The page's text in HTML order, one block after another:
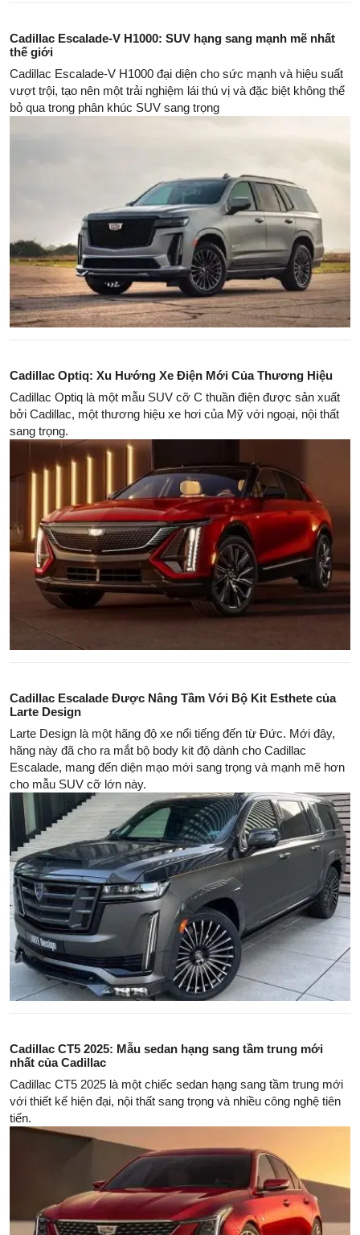
Cadillac Escalade-V H1000: SUV hạng sang mạnh mẽ nhất
thế giới
Cadillac Escalade-V H1000 đại diện cho sức mạnh và hiệu suất
vượt trội, tạo nên một trải nghiệm lái thú vị và đặc biệt không thể
bỏ qua trong phân khúc SUV sang trọng
Cadillac Optiq: Xu Hướng Xe Điện Mới Của Thương Hiệu
Cadillac Optiq là một mẫu SUV cỡ C thuần điện được sản xuất
bởi Cadillac, một thương hiệu xe hơi của Mỹ với ngoại, nội thất
sang trọng.
Cadillac Escalade Được Nâng Tầm Với Bộ Kit Esthete của
Larte Design
Larte Design là một hãng độ xe nổi tiếng đến từ Đức. Mới đây,
hãng này đã cho ra mắt bộ body kit độ dành cho Cadillac
Escalade, mang đến diện mạo mới sang trọng và mạnh mẽ hơn
cho mẫu SUV cỡ lớn này.
Cadillac CT5 2025: Mẫu sedan hạng sang tầm trung mới
nhất của Cadillac
Cadillac CT5 2025 là một chiếc sedan hạng sang tầm trung mới
với thiết kế hiện đại, nội thất sang trọng và nhiều công nghệ tiên
tiến.